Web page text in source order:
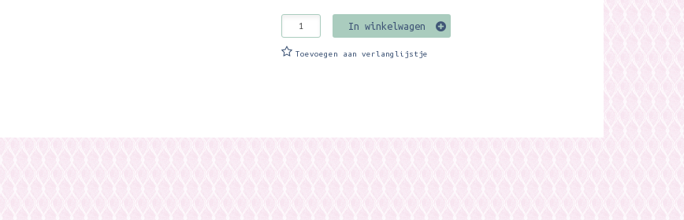
In winkelwagen
Toevoegen aan verlanglijstje